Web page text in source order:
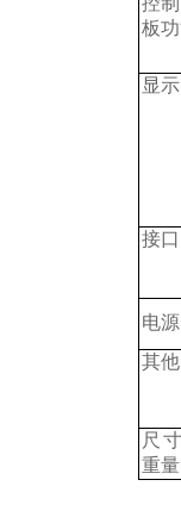
板
显示
接口
电源
其他
尺
重量